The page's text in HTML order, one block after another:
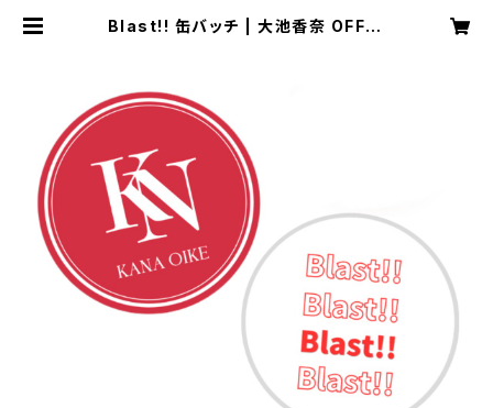
Blast!! 缶バッチ | 大池香奈 OFFIC